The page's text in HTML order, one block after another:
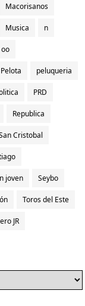
Macorisanos
Musica n
oo
Pelota peluqueria
PRD
Republica
Cristobal
joven Seybo
Toros del Este
JR